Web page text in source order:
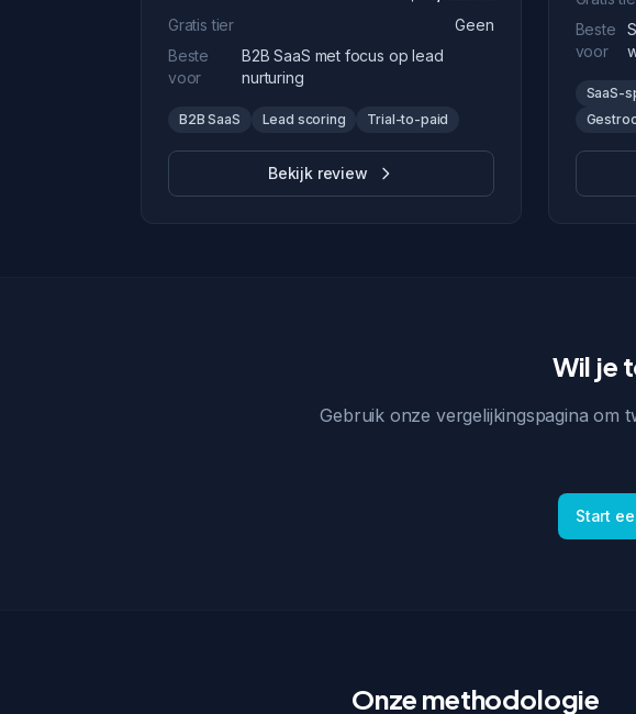
Gratis tier
Geen
Beste
voor
B2B SaaS met focus op lead
nurturing
B2B SaaS Lead scoring Trial-to-paid
Bekijk review
Beste
voor
SaaS-
Wil je
Gebruik onze vergelijkingspagina om
Start
Onze methodologie